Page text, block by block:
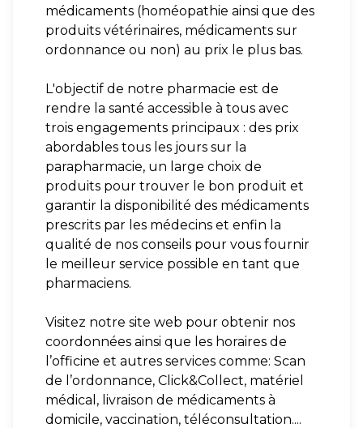
médicaments (homéopathie ainsi que des
produits vétérinaires, médicaments sur
ordonnance ou non) au prix le plus bas.
L'objectif de notre pharmacie est de
rendre la santé accessible à tous avec
trois engagements principaux : des prix
abordables tous les jours sur la
parapharmacie, un large choix de
produits pour trouver le bon produit et
garantir la disponibilité des médicaments
prescrits par les médecins et enfin la
qualité de nos conseils pour vous fournir
le meilleur service possible en tant que
pharmaciens.
Visitez notre site web pour obtenir nos
coordonnées ainsi que les horaires de
l’officine et autres services comme: Scan
de l’ordonnance, Click&Collect, matériel
médical, livraison de médicaments à
domicile, vaccination, téléconsultation....